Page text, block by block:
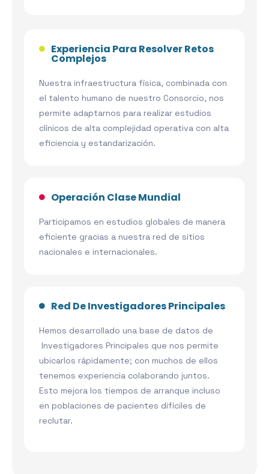
Experiencia Para Resolver Retos
Complejos
Nuestra infraestructura física, combinada con
el talento humano de nuestro Consorcio, nos
permite adaptarnos para realizar estudios
clínicos de alta complejidad operativa con alta
eficiencia y estandarización.
Operación Clase Mundial
Participamos en estudios globales de manera
eficiente gracias a nuestra red de sitios
nacionales e internacionales.
Red De Investigadores Principales
Hemos desarrollado una base de datos de
Investigadores Principales que nos permite
ubicarlos rápidamente; con muchos de ellos
tenemos experiencia colaborando juntos.
Esto mejora los tiempos de arranque incluso
en poblaciones de pacientes difíciles de
reclutar.